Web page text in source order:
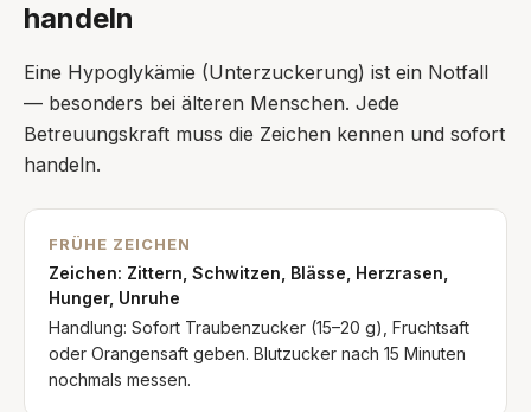
handeln
Eine Hypoglykämie (Unterzuckerung) ist ein Notfall
— besonders bei älteren Menschen. Jede
Betreuungskraft muss die Zeichen kennen und sofort
handeln.
FRÜHE ZEICHEN
Zeichen: Zittern, Schwitzen, Blässe, Herzrasen,
Hunger, Unruhe
Handlung: Sofort Traubenzucker (15–20 g), Fruchtsaft
oder Orangensaft geben. Blutzucker nach 15 Minuten
nochmals messen.